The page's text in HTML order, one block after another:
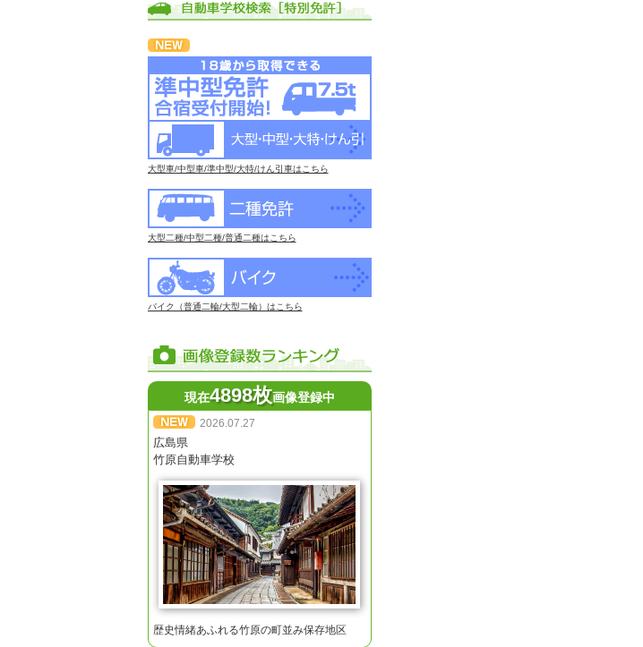
大型車/中型車/準中型/大特/けん引車はこちら
大型二種/中型二種/普通二種はこちら
バイク（普通二輪/大型二輪）はこちら
現在4898枚画像登録中
2026.07.27
広島県
竹原自動車学校
歴史情緒あふれる竹原の町並み保存地区